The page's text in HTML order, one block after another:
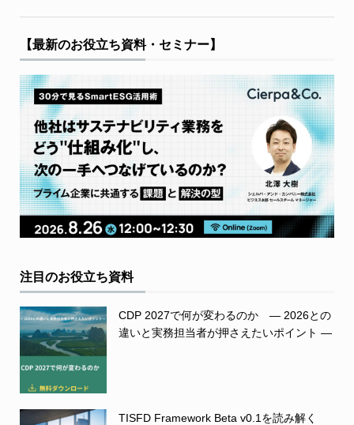
【最新のお役立ち資料・セミナー】
注目のお役立ち資料
CDP 2027で何が変わるのか ― 2026との
違いと実務担当者が押さえたいポイント ―
TISFD Framework Beta v0.1を読み解く